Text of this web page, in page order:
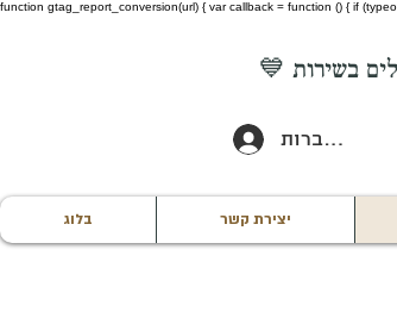
function gtag_report_conversion(url) { var callback = function () { if
להתחברות
יצירת קשר בלוג